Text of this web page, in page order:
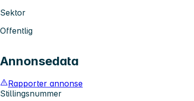
Sektor
Offentlig
Annonsedata
Rapporter annonse
Stillingsnummer